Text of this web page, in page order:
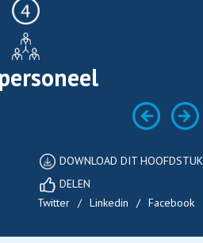
DOWNLOAD DIT HOOFDSTUK
DELEN
Twitter / Linkedin / Facebook